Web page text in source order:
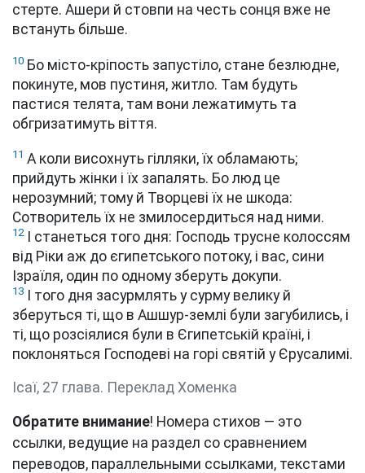
стерте. Ашери й стовпи на честь сонця вже не
встануть більше.
10 Бо місто-кріпость запустіло, стане безлюдне,
покинуте, мов пустиня, житло. Там будуть
пастися телята, там вони лежатимуть та
обгризатимуть віття.
11 А коли висохнуть гілляки, їх обламають;
прийдуть жінки і їх запалять. Бо люд це
нерозумний; тому й Творцеві їх не шкода:
Сотворитель їх не змилосердиться над ними.
12І станеться того дня: Господь трусне колоссям
від Ріки аж до єгипетського потоку, і вас, сини
Ізраїля, один по одному зберуть докупи.
13 І того дня засурмлять у сурму велику й
зберуться ті, що в Ашшур-землі були загубились, і
ті, що розсіялися були в Єгипетській країні, і
поклоняться Господеві на горі святій у Єрусалимі.
Ісаї, 27 глава. Переклад Хоменка
Обратите внимание! Номера стихов — это
ссылки, ведущие на раздел со сравнением
переводов, параллельными ссылками, текстами